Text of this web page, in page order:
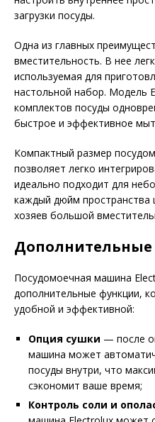
загрузки посуды.
Одна из главных
вместительность. В нее
используемая для
настольной набор. Модель
комплектов посуды
быстрое и эффективное
Компактный размер
позволяет легко
идеально подходит для
каждый дюйм пространства
хозяев большой
Посудомоечная машина
дополнительные функции,
удобной и эффективной:
Опция сушки — после
машина может
посуды внутри, что
сэкономит ваше время;
Контроль соли и